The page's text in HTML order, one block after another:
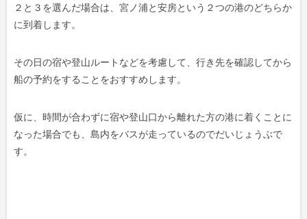
２と３を選んだ場合は、宮ノ浦と安房という２つの港のどちらか
に到着します。
その日の宿や登山ルートなどを考慮して、行き先を確認してから
船の予約をすることをおすすめします。
仮に、時間が合わずに宿や登山口から離れた方の港に着くことに
なった場合でも、島内をバスが走っているのでだいじょうぶで
す。